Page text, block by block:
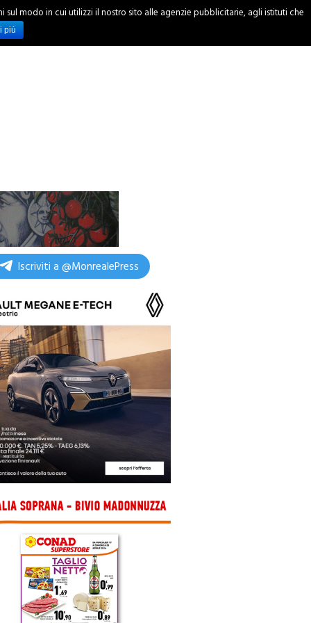
INCHIESTE
Iscriviti a @MonrealePress
modo in cui utilizzi il nostro sito alle agenzie pubblicitarie, agli istituti che
più